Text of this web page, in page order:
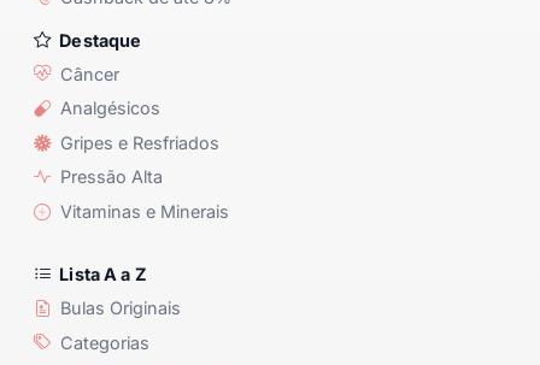
Destaque
Câncer
Analgésicos
Gripes e Resfriados
Pressão Alta
Vitaminas e Minerais
Lista A a Z
Bulas Originais
Categorias